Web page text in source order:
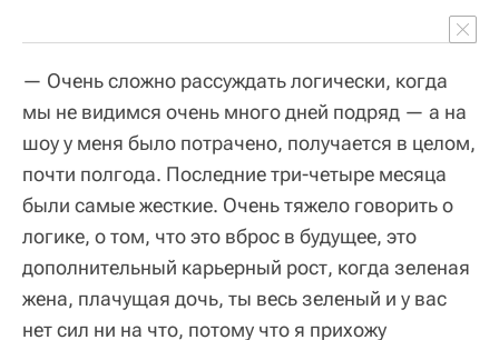
— Очень сложно рассуждать логически, когда
мы не видимся очень много дней подряд — а на
шоу у меня было потрачено, получается в целом,
почти полгода. Последние три-четыре месяца
были самые жесткие. Очень тяжело говорить о
логике, о том, что это вброс в будущее, это
дополнительный карьерный рост, когда зеленая
жена, плачущая дочь, ты весь зеленый и у вас
нет сил ни на что, потому что я прихожу